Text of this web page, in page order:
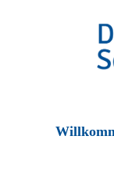
Silke
Kinder